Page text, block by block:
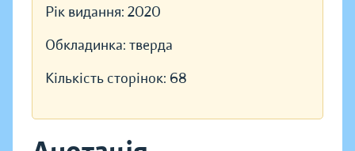
Рік видання: 2020
Обкладинка: тверда
Кількість сторінок: 68